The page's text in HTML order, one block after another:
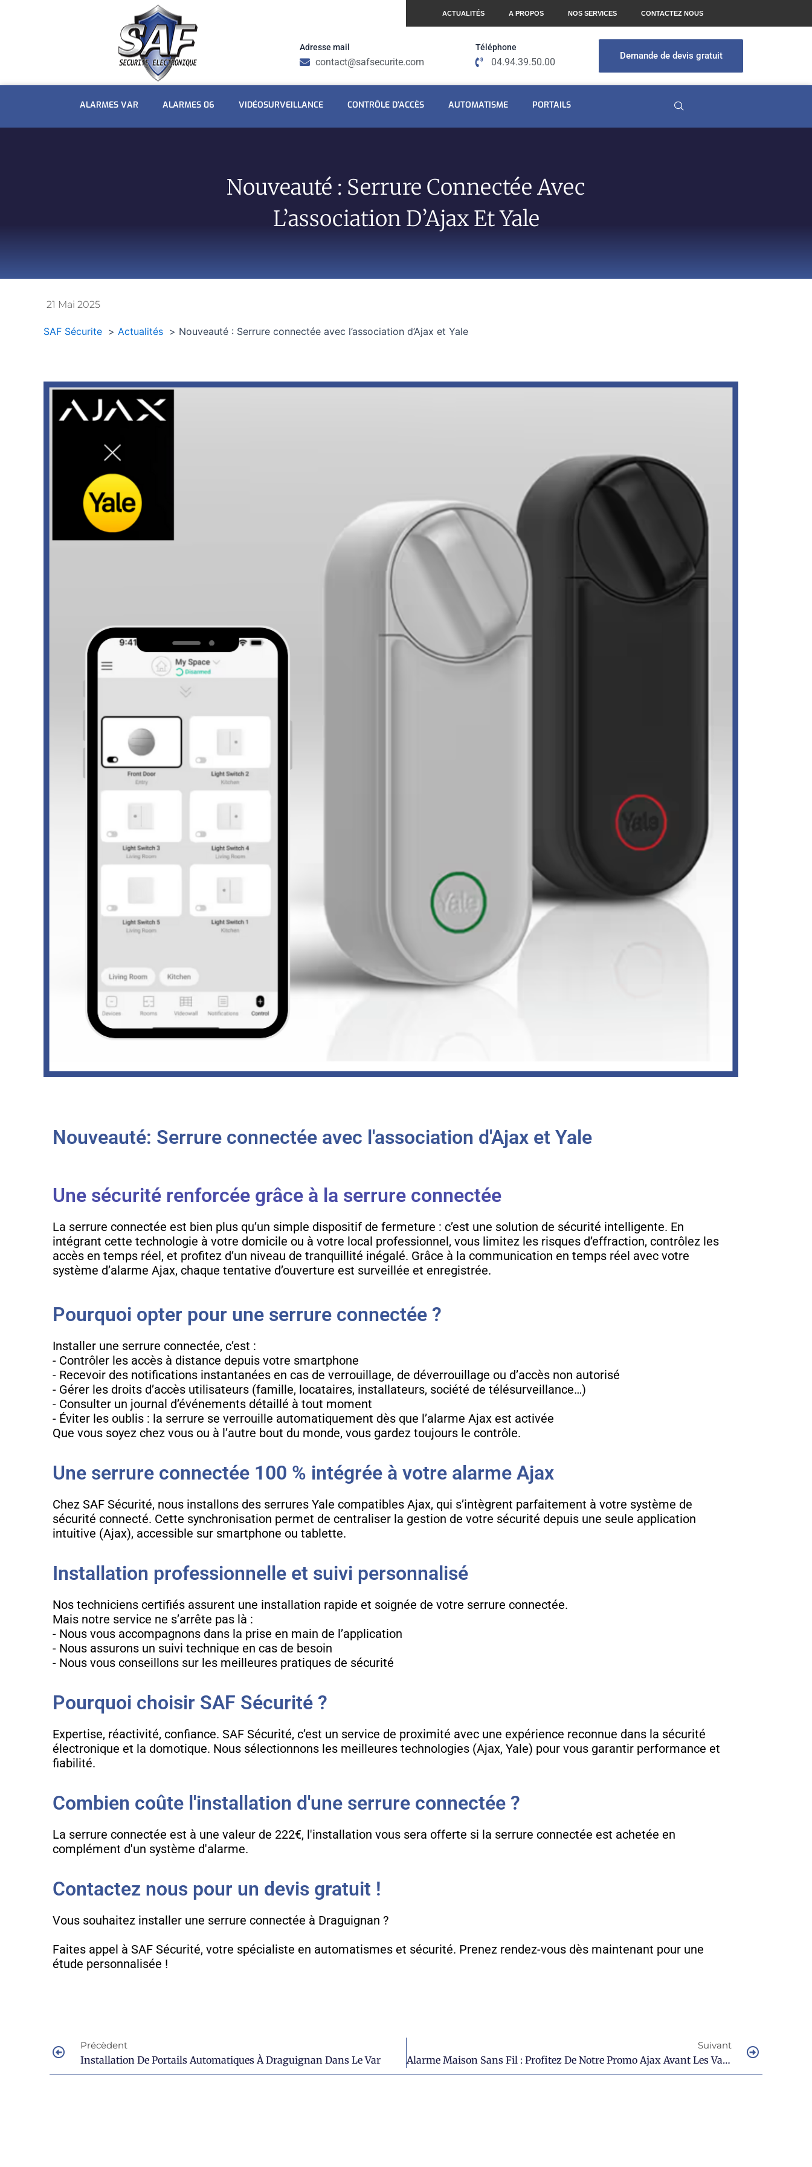
ACTUALITÉS A PROPOS NOS SERVICES CONTACTEZ NOUS
Adresse mail
contact@safsecurite.com
Téléphone
04.94.39.50.00
Demande de devis gratuit
ALARMES VAR ALARMES 06 VIDÉOSURVEILLANCE CONTRÔLE D’ACCÈS AUTOMATISME PORTAILS
Nouveauté : Serrure Connectée Avec
L’association D’Ajax Et Yale
21 Mai 2025
SAF Sécurite Actualités Nouveauté : Serrure connectée avec l’association d’Ajax et Yale
Nouveauté: Serrure connectée avec l'association d'Ajax et Yale
Une sécurité renforcée grâce à la serrure connectée
La serrure connectée est bien plus qu’un simple dispositif de fermeture : c’est une solution de sécurité intelligente. En
intégrant cette technologie à votre domicile ou à votre local professionnel, vous limitez les risques d’effraction, contrôlez les
accès en temps réel, et profitez d’un niveau de tranquillité inégalé. Grâce à la communication en temps réel avec votre
système d’alarme Ajax, chaque tentative d’ouverture est surveillée et enregistrée.
Pourquoi opter pour une serrure connectée ?
Installer une serrure connectée, c’est :
- Contrôler les accès à distance depuis votre smartphone
- Recevoir des notifications instantanées en cas de verrouillage, de déverrouillage ou d’accès non autorisé
- Gérer les droits d’accès utilisateurs (famille, locataires, installateurs, société de télésurveillance…)
- Consulter un journal d’événements détaillé à tout moment
- Éviter les oublis : la serrure se verrouille automatiquement dès que l’alarme Ajax est activée
Que vous soyez chez vous ou à l’autre bout du monde, vous gardez toujours le contrôle.
Une serrure connectée 100 % intégrée à votre alarme Ajax
Chez SAF Sécurité, nous installons des serrures Yale compatibles Ajax, qui s’intègrent parfaitement à votre système de
sécurité connecté. Cette synchronisation permet de centraliser la gestion de votre sécurité depuis une seule application
intuitive (Ajax), accessible sur smartphone ou tablette.
Installation professionnelle et suivi personnalisé
Nos techniciens certifiés assurent une installation rapide et soignée de votre serrure connectée.
Mais notre service ne s’arrête pas là :
- Nous vous accompagnons dans la prise en main de l’application
- Nous assurons un suivi technique en cas de besoin
- Nous vous conseillons sur les meilleures pratiques de sécurité
Pourquoi choisir SAF Sécurité ?
Expertise, réactivité, confiance. SAF Sécurité, c’est un service de proximité avec une expérience reconnue dans la sécurité
électronique et la domotique. Nous sélectionnons les meilleures technologies (Ajax, Yale) pour vous garantir performance et
fiabilité.
Combien coûte l'installation d'une serrure connectée ?
La serrure connectée est à une valeur de 222€, l'installation vous sera offerte si la serrure connectée est achetée en
complément d'un système d'alarme.
Contactez nous pour un devis gratuit !
Vous souhaitez installer une serrure connectée à Draguignan ?
Faites appel à SAF Sécurité, votre spécialiste en automatismes et sécurité. Prenez rendez-vous dès maintenant pour une
étude personnalisée !
Précèdent
Installation De Portails Automatiques À Draguignan Dans Le Var
Suivant
Alarme Maison Sans Fil : Profitez De Notre Promo Ajax Avant Les Vacances !